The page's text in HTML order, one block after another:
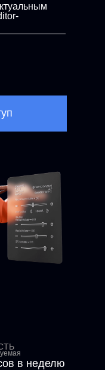
в неделю